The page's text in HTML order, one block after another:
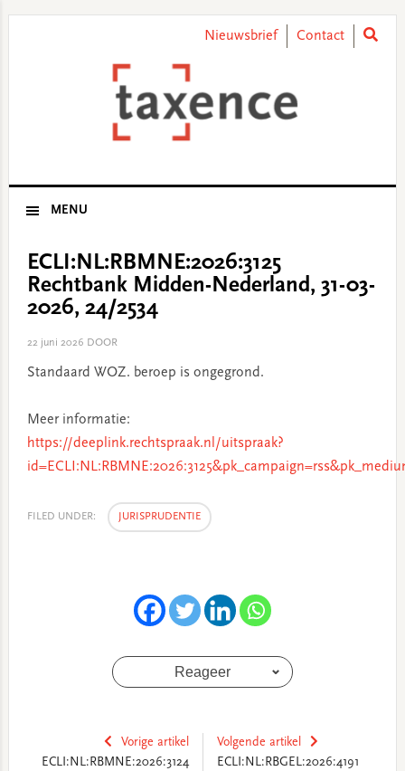
Nieuwsbrief Contact
MENU
ECLI:NL:RBMNE:2026:3125
Rechtbank Midden-Nederland, 31-03-
2026, 24/2534
22 juni 2026 DOOR
Standaard WOZ. beroep is ongegrond.
Meer informatie:
https://deeplink.rechtspraak.nl/uitspraak?
FILED UNDER: JURISPRUDENTIE
Reageer
Vorige artikel
ECLI:NL:RBMNE:2026:3124
Volgende artikel
ECLI:NL:RBGEL:2026:4191